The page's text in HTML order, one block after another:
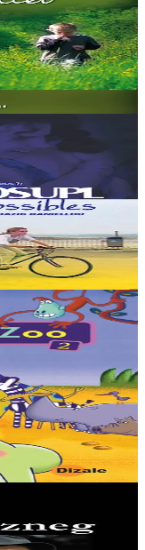
du breton a été
ses enfants avec de
les premiers
breton. Aujourd'hui
cause ce sont les
la girafe vient la